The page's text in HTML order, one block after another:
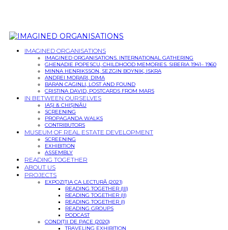
IMAGINED ORGANISATIONS
IMAGINED ORGANISATIONS. INTERNATIONAL GATHERING
GHENADIE POPESCU, CHILDHOOD MEMORIES. SIBERIA 1941– 1960
MINNA HENRIKSSON, SEZGIN BOYNIK, ISKRA
ANDREI MORARI, DIMA
BARAN CAGINLI, LOST AND FOUND
CRISTINA DAVID, POSTCARDS FROM MARS
IN BETWEEN OURSELVES
IAȘI & CHIȘINĂU
SCREENING
PROPAGANDA WALKS
CONTRIBUTORS
MUSEUM OF REAL ESTATE DEVELOPMENT
SCREENING
EXHIBITION
ASSEMBLY
READING TOGETHER
ABOUT US
PROJECTS
EXPOZIȚIA CA LECTURĂ (2021)
READING TOGETHER (III)
READING TOGETHER (II)
READING TOGETHER (I)
READING GROUPS
PODCAST
CONDIȚII DE PACE (2020)
TRAVELING EXHIBITION